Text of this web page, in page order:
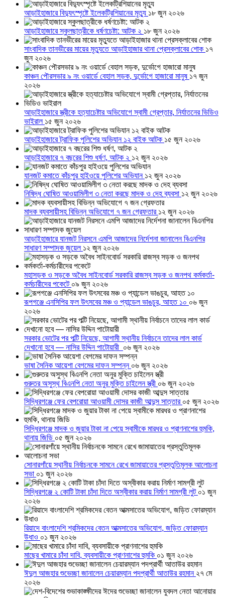
আড়াইহাজারে বিদ্যুৎস্পৃষ্টে ইলেকট্রিশিয়ানের মৃত্যু ১৮ জুন ২০২৬
আড়াইহাজারে স্কুলছাত্রীকে ধর্ষণচেষ্টা: আটক ২ ১৮ জুন ২০২৬
সাংবাদিক তানভীরের মায়ের মৃত্যুতে আড়াইহাজার থানা প্রেসক্লাবের শোক ১৭
জুন ২০২৬
কাঞ্চন পৌরসভার ৯ নং ওয়ার্ডে বেহাল সড়ক, দুর্ভোগে হাজারো মানুষ ১৭ জুন
২০২৬
আড়াইহাজারে স্ত্রীকে হত্যাচেষ্টার অভিযোগে স্বামী গ্রেপ্তার, নির্যাতনের ভিডিও
ভাইরাল ১৫ জুন ২০২৬
আড়াইহাজারে ট্রাফিক পুলিশের অভিযান ১২ বাইক আটক ১৫ জুন ২০২৬
আড়াইহাজারে ৭ বছরের শিশু ধর্ষণ, আটক ২ ১২ জুন ২০২৬
যানজট কমাতে কাঁচপুর হাইওয়ে পুলিশের অভিযান ১২ জুন ২০২৬
নিষিদ্ধ ঘোষিত আওয়ামিলীগ ৩ নেতা করছে মাদক ও দেহ ব্যবসা ১২ জুন ২০২৬
মাদক ব্যবসায়ীসহ বিভিন্ন অভিযোগে ৭ জন গ্রেফতার ১২ জুন ২০২৬
আড়াইহাজারে যানজট নিরসনে এমপি আজাদের নির্দেশনা জানালেন বিএনপির
সাধারণ সম্পাদক জুয়েল ১২ জুন ২০২৬
মহাসড়ক ও সড়কে অবৈধ সাইনবোর্ড সরকারি রাজস্ব সড়ক ও জনপথ কর্মকর্তা-
কর্মচারীদের পকেটে ০৯ জুন ২০২৬
রূপগঞ্জে এনসিপির ফল উৎসবের মঞ্চ ও প্যান্ডেল ভাঙচুর, আহত ১০ ০৬ জুন
২০২৬
সরকার ভোটের পর পল্টি নিয়েছে, আগামী স্থানীয় নির্বাচনে তাদের লাল কার্ড
দেখানো হবে — নাসির উদ্দিন পাটোয়ারী ০৬ জুন ২০২৬
ভাষা সৈনিক আয়েশা বেগমের দাফন সম্পন্ন ০৬ জুন ২০২৬
গুরুতর অসুস্থ বিএনপি নেতা অনুর মুক্তি চাইলেন স্ত্রী ০৬ জুন ২০২৬
সিদ্ধিরগঞ্জে ফের বেপরোয়া আওয়ামী দোসর কাজী আব্দুস সাত্তার ০৫ জুন ২০২৬
সিদ্ধিরগঞ্জে মাদক ও জুয়ার টাকা না পেয়ে স্বামীকে মারধর ও প্রাণনাশের হুমকি,
থানায় জিডি ০৫ জুন ২০২৬
সোনারগাঁয়ে স্থানীয় নির্বাচনকে সামনে রেখে জামায়াতের প্রস্তুতিমূলক আলোচনা
সভা ০১ জুন ২০২৬
সিদ্ধিরগঞ্জে ২ কোটি টাকা চাঁদা দিতে অস্বীকার করায় নির্মাণ সামগ্রী লুট ০১ জুন
২০২৬
রিয়াদে বাংলাদেশি শ্রমিকদের বেতন আত্মসাতের অভিযোগ, জড়িত ফোরম্যান
উধাও ০১ জুন ২০২৬
মাছের খামারে চাঁদা দাবি, ব্যবসায়ীকে প্রাণনাশের হুমকি ০১ জুন ২০২৬
ঈদুল আজহার শুভেচ্ছা জানালেন চেয়ারম্যান পদপ্রার্থী আতাউর রহমান ২৭ মে
২০২৬